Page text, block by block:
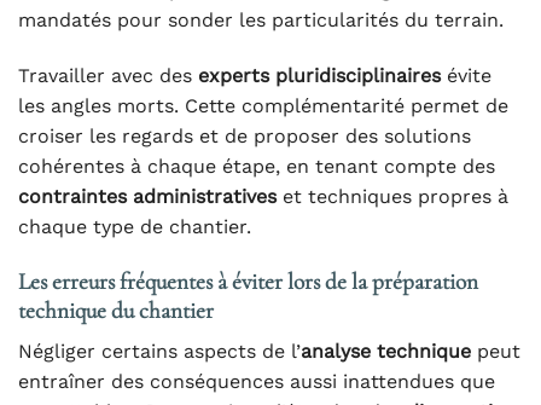
mandatés pour sonder les particularités du terrain.
Travailler avec des experts pluridisciplinairesévite
les angles morts. Cette complémentarité permet de
croiser les regards et de proposer des solutions
cohérentes à chaque étape, en tenant compte des
contraintes administrativeset techniques propres à
chaque type de chantier.
Les erreurs fréquentes à éviter lors de la préparation
technique du chantier
Négliger certains aspects de l’analyse technique peut
entraîner des conséquences aussi inattendues que